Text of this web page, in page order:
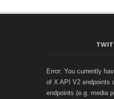
Error: You currently
of X API V2 endpoints
endpoints (e.g. media